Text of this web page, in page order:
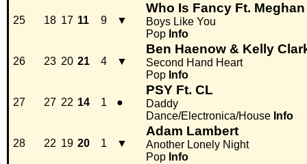
25 18 17 11 9 ▼
Who Is Fancy Ft.
Boys Like You
Pop Info
26 23 20 21 4 ▼
Ben Haenow & Kelly
Second Hand Heart
Pop Info
27 27 22 14 1 ●
PSY Ft. CL
Daddy
Dance/Electronica/House Info
28 22 19 20 1 ▼
Adam Lambert
Another Lonely Night
Pop Info